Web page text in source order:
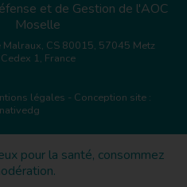
et de Gestion de l'AOC
Moselle
Malraux, CS 80015, 57045 Metz
Cedex 1, France
légales - Conception site :
pour la santé, consommez